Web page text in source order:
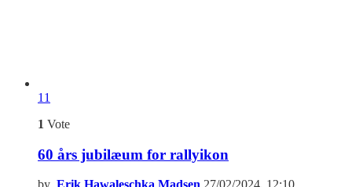
11
1 Vote
60 års jubilæum for rallyikon